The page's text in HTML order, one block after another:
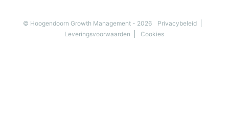
© Hoogendoorn Growth Management - 2026
Privacybeleid
Leveringsvoorwaarden
Cookies